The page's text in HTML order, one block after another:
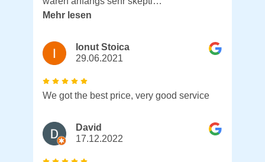
Mehr lesen
Ionut Stoica
29.06.2021
We got the best price, very good service
David
17.12.2022